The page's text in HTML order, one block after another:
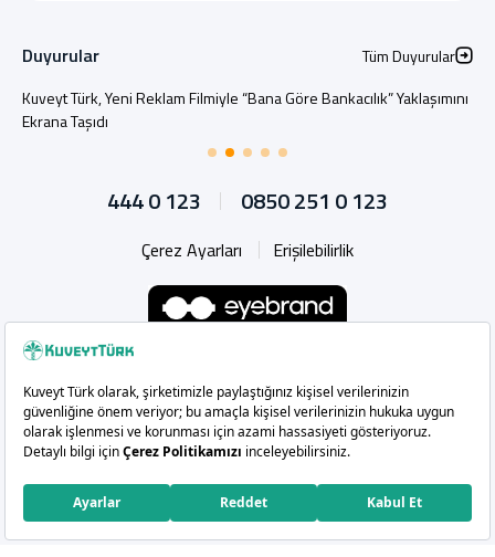
Duyurular
Tüm Duyurular
Kuveyt Türk, Yeni Reklam Filmiyle “Bana Göre Bankacılık” Yaklaşımını
Ekrana Taşıdı
444 0 123 0850 251 0 123
Çerez Ayarları Erişilebilirlik
WhatsappInstagramFacebook
X Linkedin
Copyright 2026 Kuveyt Türk Katılım Bankası A.Ş.